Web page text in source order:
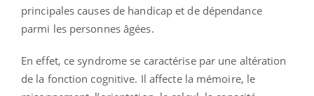
principales causes de handicap et de dépendance
parmi les personnes âgées.
En effet, ce syndrome se caractérise par une altération
de la fonction cognitive. Il affecte la mémoire, le